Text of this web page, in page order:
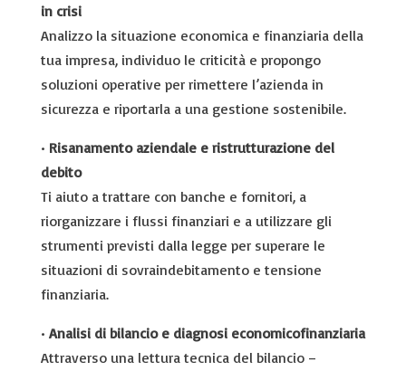
in crisi
Analizzo la situazione economica e finanziaria della
tua impresa, individuo le criticità e propongo
soluzioni operative per rimettere l’azienda in
sicurezza e riportarla a una gestione sostenibile.
• Risanamento aziendale e ristrutturazione del
debito
Ti aiuto a trattare con banche e fornitori, a
riorganizzare i flussi finanziari e a utilizzare gli
strumenti previsti dalla legge per superare le
situazioni di sovraindebitamento e tensione
finanziaria.
• Analisi di bilancio e diagnosi economicofinanziaria
Attraverso una lettura tecnica del bilancio –